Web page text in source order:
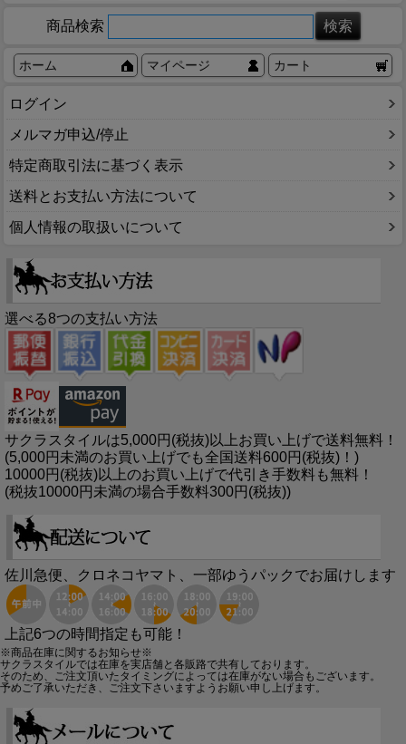
商品検索
ホーム マイページ カート
ログイン
メルマガ申込/停止
特定商取引法に基づく表示
送料とお支払い方法について
個人情報の取扱いについて
選べる8つの支払い方法
サクラスタイルは5,000円(税抜)以上お買い上げで送料無料！
(5,000円未満のお買い上げでも全国送料600円(税抜)！)
10000円(税抜)以上のお買い上げで代引き手数料も無料！
(税抜10000円未満の場合手数料300円(税抜))
佐川急便、クロネコヤマト、一部ゆうパックでお届けします
上記6つの時間指定も可能！
※商品在庫に関するお知らせ※
サクラスタイルでは在庫を実店舗と各販路で共有しております。
そのため、ご注文頂いたタイミングによっては在庫がない場合もございます。
予めご了承いただき、ご注文下さいますようお願い申し上げます。